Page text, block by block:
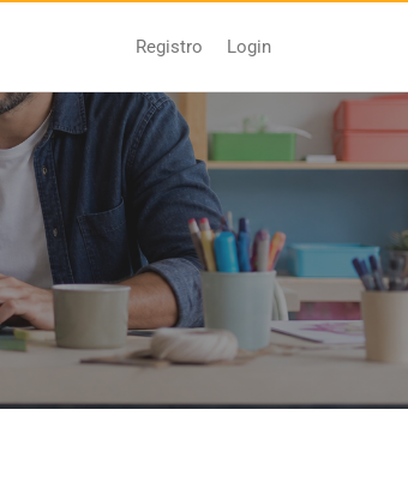
Registro Login